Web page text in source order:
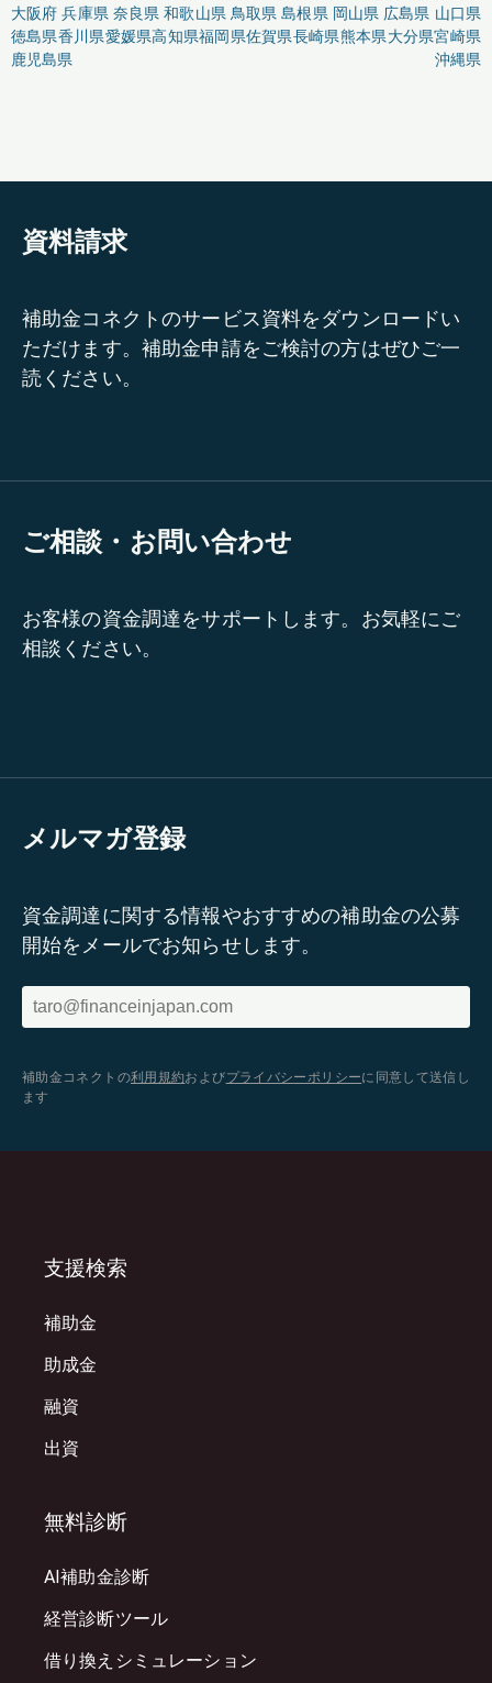
大阪府 兵庫県 奈良県 和歌山県 鳥取県 島根県 岡山県 広島県 山口県
徳島県香川県愛媛県高知県福岡県佐賀県長崎県熊本県大分県宮崎県
鹿児島県
沖縄県
資料請求
補助金コネクトのサービス資料をダウンロードい
ただけます。補助金申請をご検討の方はぜひご一
読ください。
ご相談・お問い合わせ
お客様の資金調達をサポートします。お気軽にご
相談ください。
メルマガ登録
資金調達に関する情報やおすすめの補助金の公募
開始をメールでお知らせします。
補助金コネクトの利用規約およびプライバシーポリシーに同意して送信し
ます
支援検索
補助金
助成金
融資
出資
無料診断
AI補助金診断
経営診断ツール
借り換えシミュレーション